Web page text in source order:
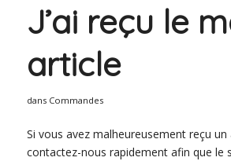
J’ai reçu le
article
dans Commandes
Si vous avez malheureusement reçu
contactez-nous rapidement afin que le